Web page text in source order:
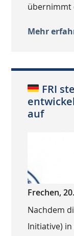
übernimmt
Mehr
FRI
auf
Frechen,
Nachdem
Initiative)